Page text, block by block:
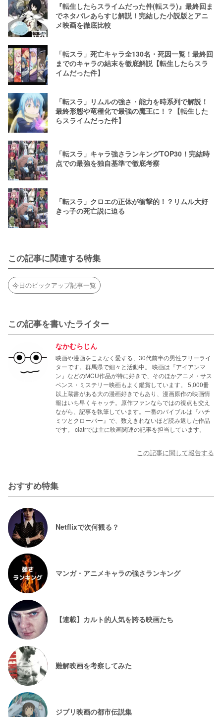
『転生したらスライムだった件(転スラ)』最終回ま
でネタバレあらすじ解説！完結した小説版とアニ
メ映画を徹底比較
「転スラ」死亡キャラ全130名・死因一覧！最終回
までのキャラの結末を徹底解説【転生したらスラ
イムだった件】
「転スラ」リムルの強さ・能力を時系列で解説！
最終形態や竜種化で最強の魔王に！？【転生した
らスライムだった件】
「転スラ」キャラ強さランキングTOP30！完結時
点での最強を独自基準で徹底考察
「転スラ」クロエの正体が衝撃的！？リムル大好
きっ子の死亡説に迫る
この記事に関連する特集
今日のピックアップ記事一覧
この記事を書いたライター
なかむらじん
映画や漫画をこよなく愛する、30代前半の男性フリーライ
ターです。群馬県で細々と活動中。 映画は『アイアンマ
ン』などのMCU作品が特に好きで、そのほかアニメ・サス
ペンス・ミステリー映画もよく鑑賞しています。 5,000冊
以上蔵書がある大の漫画好きでもあり、漫画原作の映画情
報はいち早くキャッチ。原作ファンならではの視点も交え
ながら、記事を執筆しています。一番のバイブルは『ハチ
ミツとクローバー』で、数えきれないほど読み返した作品
です。 ciatrでは主に映画関連の記事を担当しています。
この記事に関して報告する
おすすめ特集
Netflixで次何観る？
マンガ・アニメキャラの強さランキング
【連載】カルト的人気を誇る映画たち
難解映画を考察してみた
ジブリ映画の都市伝説集